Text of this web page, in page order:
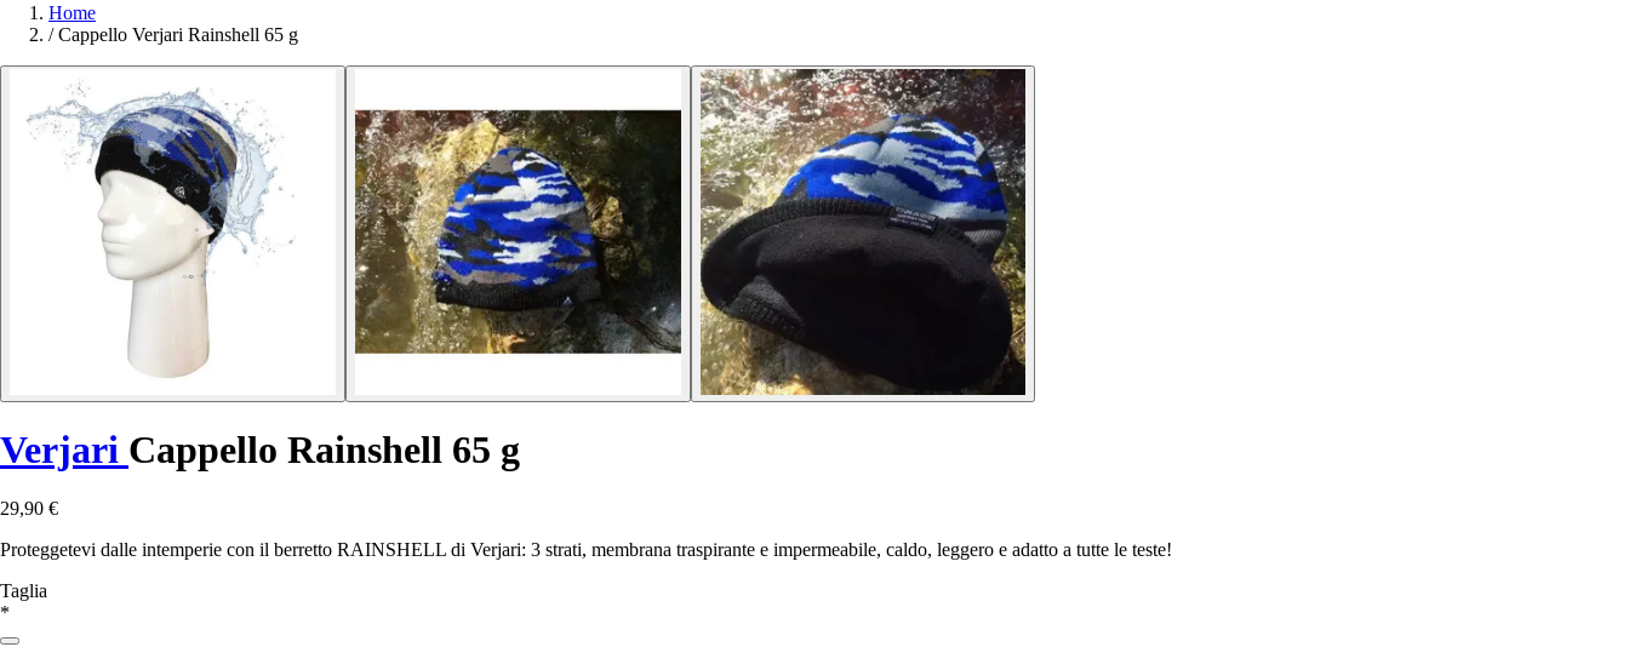
Home
/ Cappello Verjari Rainshell 65 g
Verjari Cappello Rainshell 65 g
29,90 €
Proteggetevi dalle intemperie con il berretto RAINSHELL di Verjari: 3 strati, membrana traspirante e impermeabile, caldo, leggero e adatto a tutte le teste!
Taglia
*